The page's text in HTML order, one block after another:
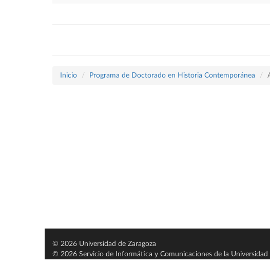
Inicio Programa de Doctorado en Historia Contemporánea
© 2026 Universidad de Zaragoza
© 2026 Servicio de Informática y Comunicaciones de la Universidad